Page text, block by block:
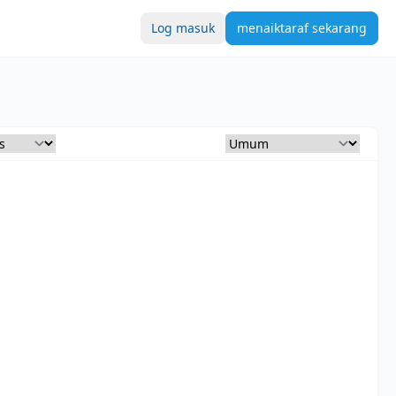
Log masuk menaiktaraf sekarang